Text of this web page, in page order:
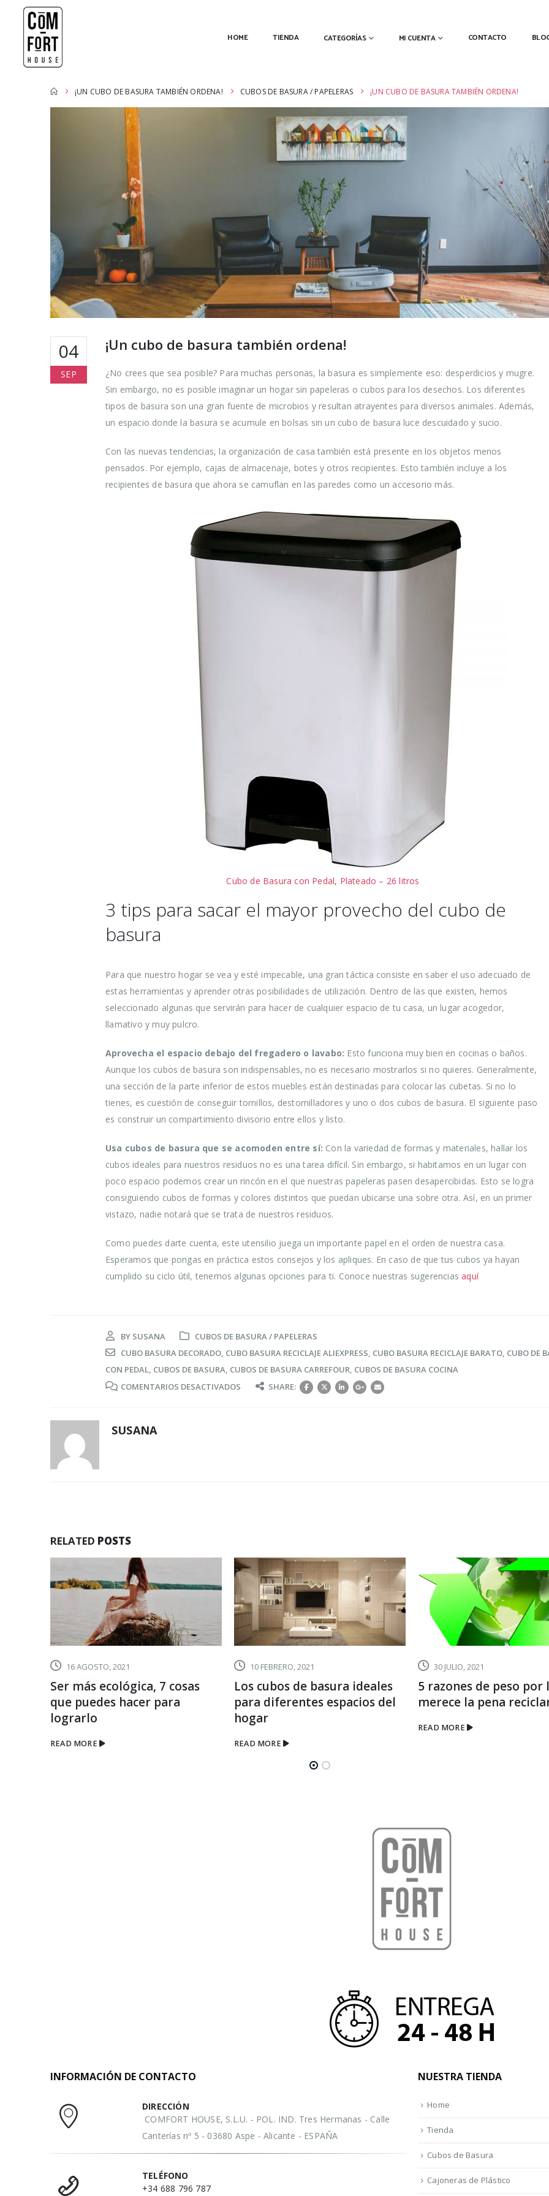
HOME TIENDA CATEGORÍAS MI CUENTA CONTACTO
¡UN CUBO DE BASURA TAMBIÉN ORDENA! CUBOS DE BASURA / PAPELERAS ¡UN CUBO DE BASURA TAMBIÉN ORDENA!
04
SEP
¡Un cubo de basura también ordena!
¿No crees que sea posible? Para muchas personas, la basura es simplemente eso: desperdicios y mugre.
Sin embargo, no es posible imaginar un hogar sin papeleras o cubos para los desechos. Los diferentes
tipos de basura son una gran fuente de microbios y resultan atrayentes para diversos animales. Además,
un espacio donde la basura se acumule en bolsas sin un cubo de basura luce descuidado y sucio.
Con las nuevas tendencias, la organización de casa también está presente en los objetos menos
pensados. Por ejemplo, cajas de almacenaje, botes y otros recipientes. Esto también incluye a los
recipientes de basura que ahora se camuflan en las paredes como un accesorio más.
Cubo de Basura con Pedal, Plateado – 26 litros
3 tips para sacar el mayor provecho del cubo de
basura
Para que nuestro hogar se vea y esté impecable, una gran táctica consiste en saber el uso adecuado de
estas herramientas y aprender otras posibilidades de utilización. Dentro de las que existen, hemos
seleccionado algunas que servirán para hacer de cualquier espacio de tu casa, un lugar acogedor,
llamativo y muy pulcro.
Aprovecha el espacio debajo del fregadero o lavabo: Esto funciona muy bien en cocinas o baños.
Aunque los cubos de basura son indispensables, no es necesario mostrarlos si no quieres. Generalmente,
una sección de la parte inferior de estos muebles están destinadas para colocar las cubetas. Si no lo
tienes, es cuestión de conseguir tornillos, destornilladores y uno o dos cubos de basura. El siguiente paso
es construir un compartimiento divisorio entre ellos y listo.
Usa cubos de basura que se acomoden entre sí: Con la variedad de formas y materiales, hallar los
cubos ideales para nuestros residuos no es una tarea difícil. Sin embargo, si habitamos en un lugar con
poco espacio podemos crear un rincón en el que nuestras papeleras pasen desapercibidas. Esto se logra
consiguiendo cubos de formas y colores distintos que puedan ubicarse una sobre otra. Así, en un primer
vistazo, nadie notará que se trata de nuestros residuos.
Como puedes darte cuenta, este utensilio juega un importante papel en el orden de nuestra casa.
Esperamos que pongas en práctica estos consejos y los apliques. En caso de que tus cubos ya hayan
cumplido su ciclo útil, tenemos algunas opciones para ti. Conoce nuestras sugerenciasaquí
BY SUSANA
CUBOS DE BASURA / PAPELERAS
CUBO BASURA DECORADO, CUBO BASURA RECICLAJE ALIEXPRESS, CUBO BASURA RECICLAJE BARATO, CUBO DE
CON PEDAL, CUBOS DE BASURA, CUBOS DE BASURA CARREFOUR, CUBOS DE BASURA COCINA
COMENTARIOS DESACTIVADOS
SHARE:
SUSANA
RELATED POSTS
16 AGOSTO, 2021
Ser más ecológica, 7 cosas
que puedes hacer para
lograrlo
READ MORE
10 FEBRERO, 2021
Los cubos de basura ideales
para diferentes espacios del
hogar
READ MORE
30 JULIO, 2021
5 razones de peso por
merece la pena
READ MORE
Cómo reducir los
desperdicios
tiempo
16 agosto, 2021
16 agosto, 2021
16 agosto, 2021
Trucos para alargar
la vida de tus
prendas delicadas
5 razones de peso
por las que merece
INFORMACIÓN DE CONTACTO
DIRECCIÓN
COMFORT HOUSE, S.L.U. - POL. IND. Tres Hermanas - Calle
Canterías nº 5 - 03680 Aspe - Alicante - ESPAÑA
TELÉFONO
+34 688 796 787
NUESTRA TIENDA
Home
Tienda
Cubos de Basura
Cajoneras de Plástico